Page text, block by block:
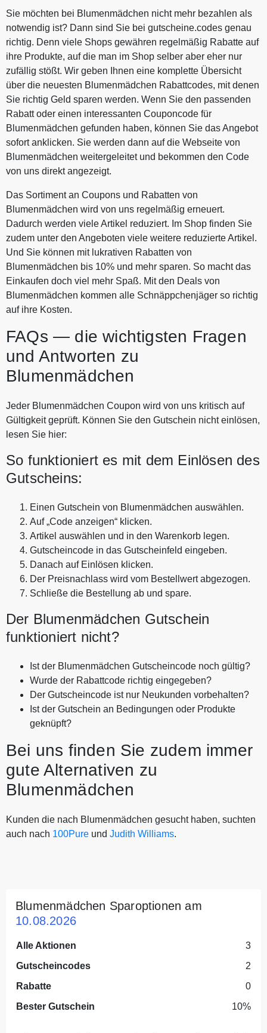
Sie möchten bei Blumenmädchen nicht mehr bezahlen als
notwendig ist? Dann sind Sie bei gutscheine.codes genau
richtig. Denn viele Shops gewähren regelmäßig Rabatte auf
ihre Produkte, auf die man im Shop selber aber eher nur
zufällig stößt. Wir geben Ihnen eine komplette Übersicht
über die neuesten Blumenmädchen Rabattcodes, mit denen
Sie richtig Geld sparen werden. Wenn Sie den passenden
Rabatt oder einen interessanten Couponcode für
Blumenmädchen gefunden haben, können Sie das Angebot
sofort anklicken. Sie werden dann auf die Webseite von
Blumenmädchen weitergeleitet und bekommen den Code
von uns direkt angezeigt.
Das Sortiment an Coupons und Rabatten von
Blumenmädchen wird von uns regelmäßig erneuert.
Dadurch werden viele Artikel reduziert. Im Shop finden Sie
zudem unter den Angeboten viele weitere reduzierte Artikel.
Und Sie können mit lukrativen Rabatten von
Blumenmädchen bis 10% und mehr sparen. So macht das
Einkaufen doch viel mehr Spaß. Mit den Deals von
Blumenmädchen kommen alle Schnäppchenjäger so richtig
auf ihre Kosten.
FAQs — die wichtigsten Fragen
und Antworten zu
Blumenmädchen
Jeder Blumenmädchen Coupon wird von uns kritisch auf
Gültigkeit geprüft. Können Sie den Gutschein nicht einlösen,
lesen Sie hier:
So funktioniert es mit dem Einlösen des
Gutscheins:
Einen Gutschein von Blumenmädchen auswählen.
Auf „Code anzeigen“ klicken.
Artikel auswählen und in den Warenkorb legen.
Gutscheincode in das Gutscheinfeld eingeben.
Danach auf Einlösen klicken.
Der Preisnachlass wird vom Bestellwert abgezogen.
Schließe die Bestellung ab und spare.
Der Blumenmädchen Gutschein
funktioniert nicht?
Ist der Blumenmädchen Gutscheincode noch gültig?
Wurde der Rabattcode richtig eingegeben?
Der Gutscheincode ist nur Neukunden vorbehalten?
Ist der Gutschein an Bedingungen oder Produkte
geknüpft?
Bei uns finden Sie zudem immer
gute Alternativen zu
Blumenmädchen
Kunden die nach Blumenmädchen gesucht haben, suchten
auch nach 100Pure und Judith Williams.
Blumenmädchen Sparoptionen am
10.08.2026
Alle Aktionen
3
Gutscheincodes
2
Rabatte
0
Bester Gutschein
10%